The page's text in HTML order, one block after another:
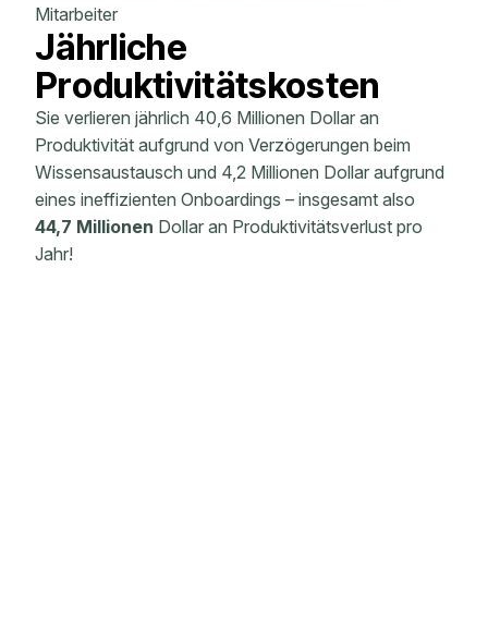
Mitarbeiter
Jährliche
Produktivitätskosten
Sie verlieren jährlich 40,6 Millionen Dollar an
Produktivität aufgrund von Verzögerungen beim
Wissensaustausch und 4,2 Millionen Dollar aufgrund
eines ineffizienten Onboardings – insgesamt also
44,7 Millionen Dollar an Produktivitätsverlust pro
Jahr!